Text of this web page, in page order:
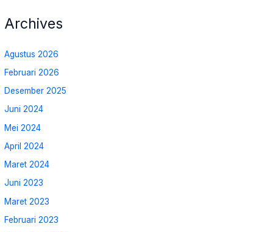
Archives
Agustus 2026
Februari 2026
Desember 2025
Juni 2024
Mei 2024
April 2024
Maret 2024
Juni 2023
Maret 2023
Februari 2023